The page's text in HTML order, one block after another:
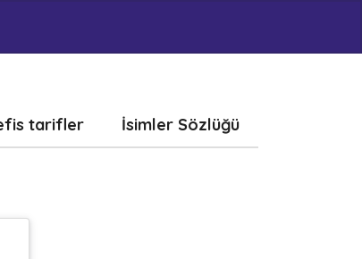
tarifler İsimler Sözlüğü